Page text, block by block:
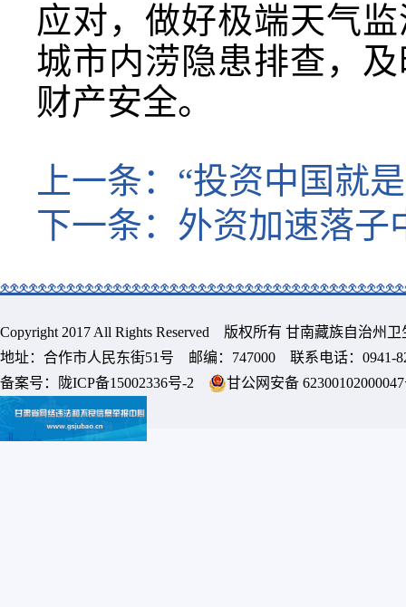
应对，做好极端天气
城市内涝隐患排查，
财产安全。
上一条： “投资中国就
下一条： 外资加速落子
Copyright 2017 All Rights Reserved 版权所有 甘南藏族自治州
地址：合作市人民东街51号 邮编：747000 联系电话：0941-
备案号：
陇ICP备15002336号-2 甘公网安备